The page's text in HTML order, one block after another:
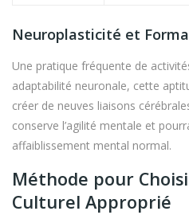
Neuroplasticité et
Une pratique fréquente de
adaptabilité neuronale, cette
créer de neuves liaisons
conserve l’agilité mentale et
affaiblissement mental normal.
Méthode pour
Culturel Approprié